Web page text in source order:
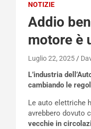
NOTIZIE
Addio
motore è
Luglio 22, 2025
L’industria
cambiando le
Le auto elettriche
avrebbero dovuto
vecchie in